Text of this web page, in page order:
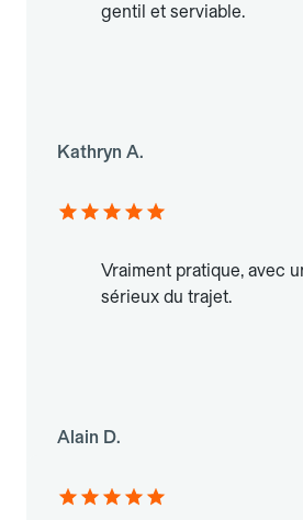
gentil et serviable.
Kathryn A.
Vraiment pratique, avec
sérieux du trajet.
Alain D.